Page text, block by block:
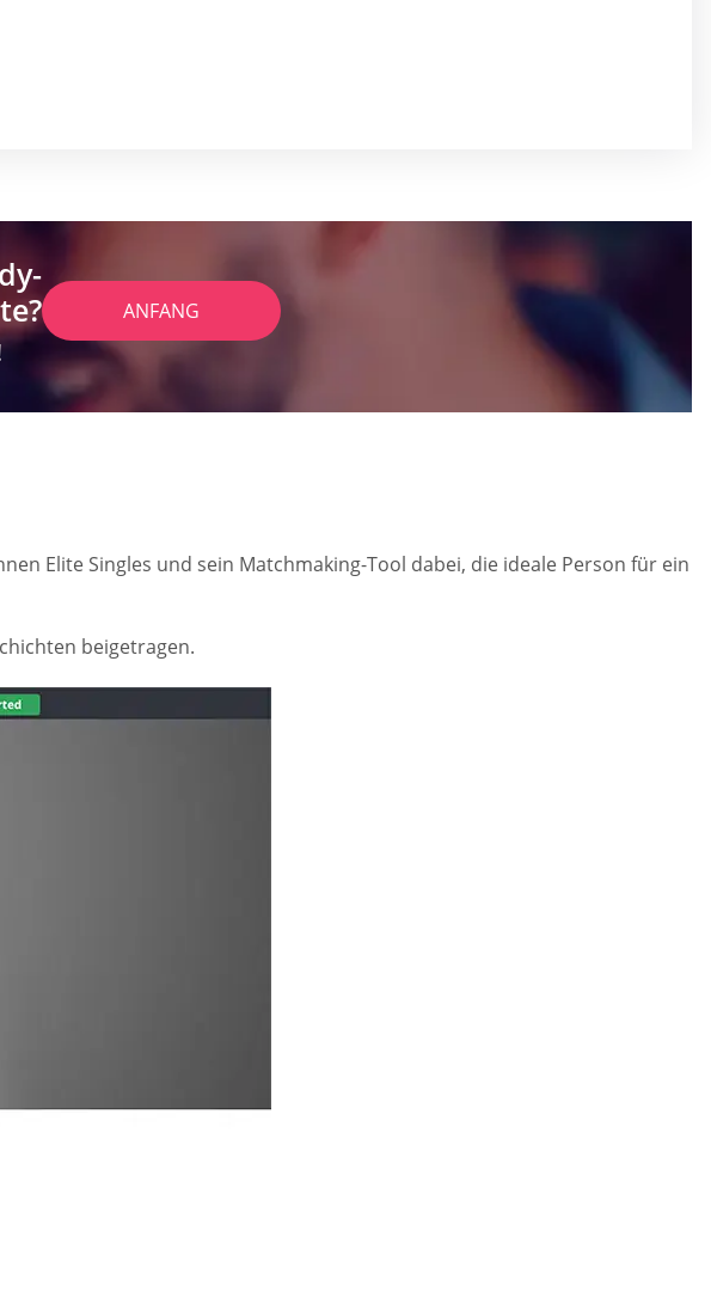
ANFANG
Elite Singles und sein Matchmaking-Tool dabei, die ideale Person für ein
beigetragen.